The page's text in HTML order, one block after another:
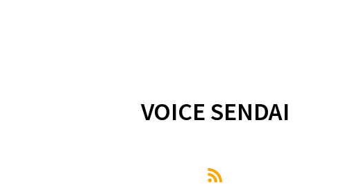
VOICE SENDAI